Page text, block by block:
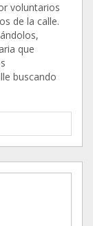
voluntarios
de la calle.
que
buscando